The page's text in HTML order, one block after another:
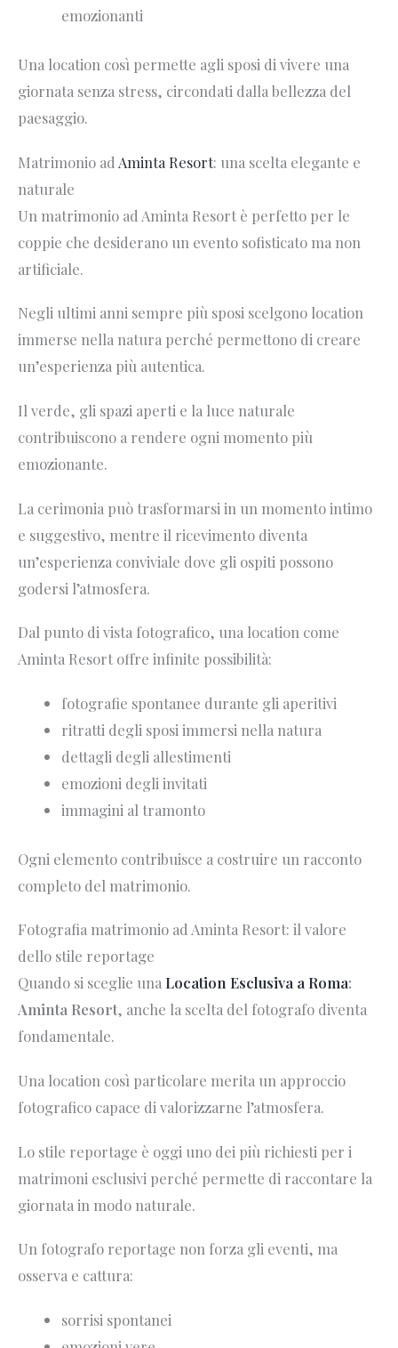
emozionanti
Una location così permette agli sposi di vivere una
giornata senza stress, circondati dalla bellezza del
paesaggio.
Matrimonio ad Aminta Resort: una scelta elegante e
naturale
Un matrimonio ad Aminta Resort è perfetto per le
coppie che desiderano un evento sofisticato ma non
artificiale.
Negli ultimi anni sempre più sposi scelgono location
immerse nella natura perché permettono di creare
un’esperienza più autentica.
Il verde, gli spazi aperti e la luce naturale
contribuiscono a rendere ogni momento più
emozionante.
La cerimonia può trasformarsi in un momento intimo
e suggestivo, mentre il ricevimento diventa
un’esperienza conviviale dove gli ospiti possono
godersi l’atmosfera.
Dal punto di vista fotografico, una location come
Aminta Resort offre infinite possibilità:
fotografie spontanee durante gli aperitivi
ritratti degli sposi immersi nella natura
dettagli degli allestimenti
emozioni degli invitati
immagini al tramonto
Ogni elemento contribuisce a costruire un racconto
completo del matrimonio.
Fotografia matrimonio ad Aminta Resort: il valore
dello stile reportage
Quando si sceglie una Location Esclusiva a Roma:
Aminta Resort, anche la scelta del fotografo diventa
fondamentale.
Una location così particolare merita un approccio
fotografico capace di valorizzarne l’atmosfera.
Lo stile reportage è oggi uno dei più richiesti per i
matrimoni esclusivi perché permette di raccontare la
giornata in modo naturale.
Un fotografo reportage non forza gli eventi, ma
osserva e cattura:
sorrisi spontanei